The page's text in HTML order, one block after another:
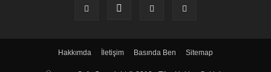
Hakkımda İletişim Basında Ben Sitemap